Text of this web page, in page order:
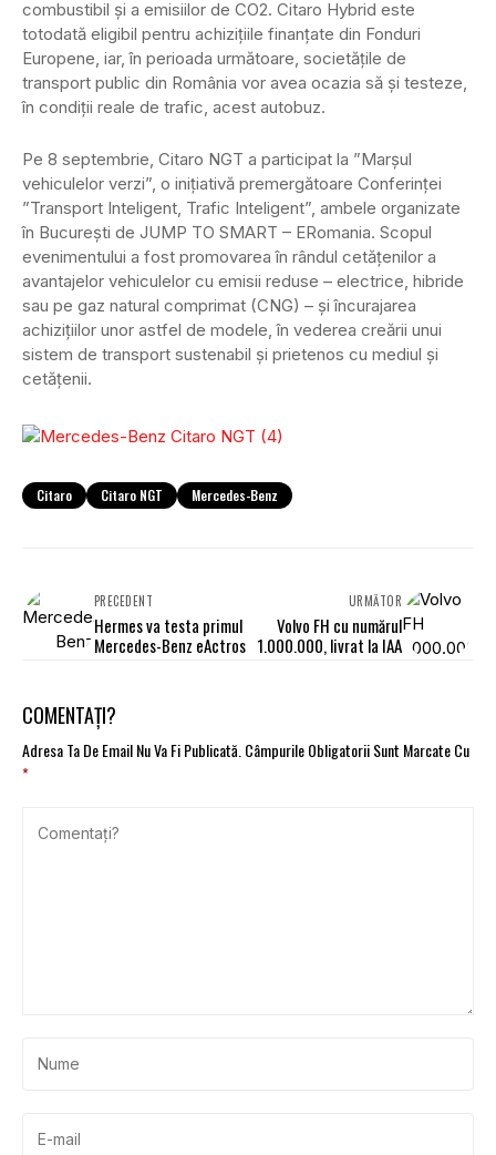
combustibil şi a emisiilor de CO2. Citaro Hybrid este
totodată eligibil pentru achiziţiile finanţate din Fonduri
Europene, iar, în perioada următoare, societăţile de
transport public din România vor avea ocazia să şi testeze,
în condiţii reale de trafic, acest autobuz.
Pe 8 septembrie, Citaro NGT a participat la ”Marșul
vehiculelor verzi”, o inițiativă premergătoare Conferinței
”Transport Inteligent, Trafic Inteligent”, ambele organizate
în Bucureşti de JUMP TO SMART – ERomania. Scopul
evenimentului a fost promovarea în rândul cetăţenilor a
avantajelor vehiculelor cu emisii reduse – electrice, hibride
sau pe gaz natural comprimat (CNG) – şi încurajarea
achiziţiilor unor astfel de modele, în vederea creării unui
sistem de transport sustenabil și prietenos cu mediul și
cetățenii.
Citaro Citaro NGT Mercedes-Benz
PRECEDENT
Hermes va testa primul
Mercedes-Benz eActros
URMĂTOR
Volvo FH cu numărul
1.000.000, livrat la IAA
COMENTAȚI?
Adresa Ta De Email Nu Va Fi Publicată. Câmpurile Obligatorii Sunt Marcate Cu
*